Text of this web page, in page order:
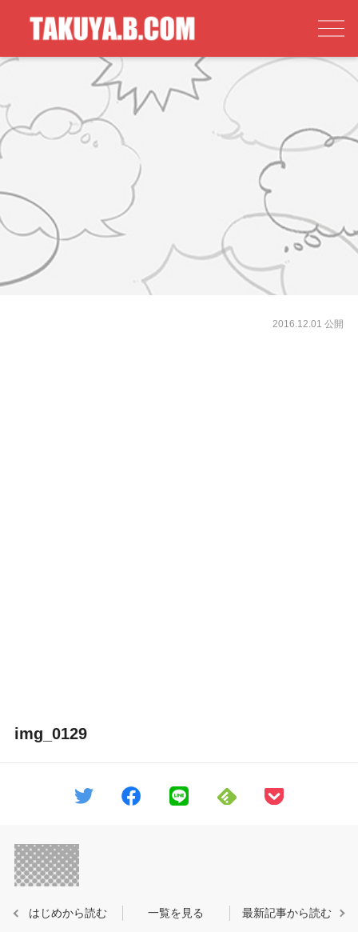
2016.12.01 公開
img_0129
はじめから読む 一覧を見る 最新記事から読む